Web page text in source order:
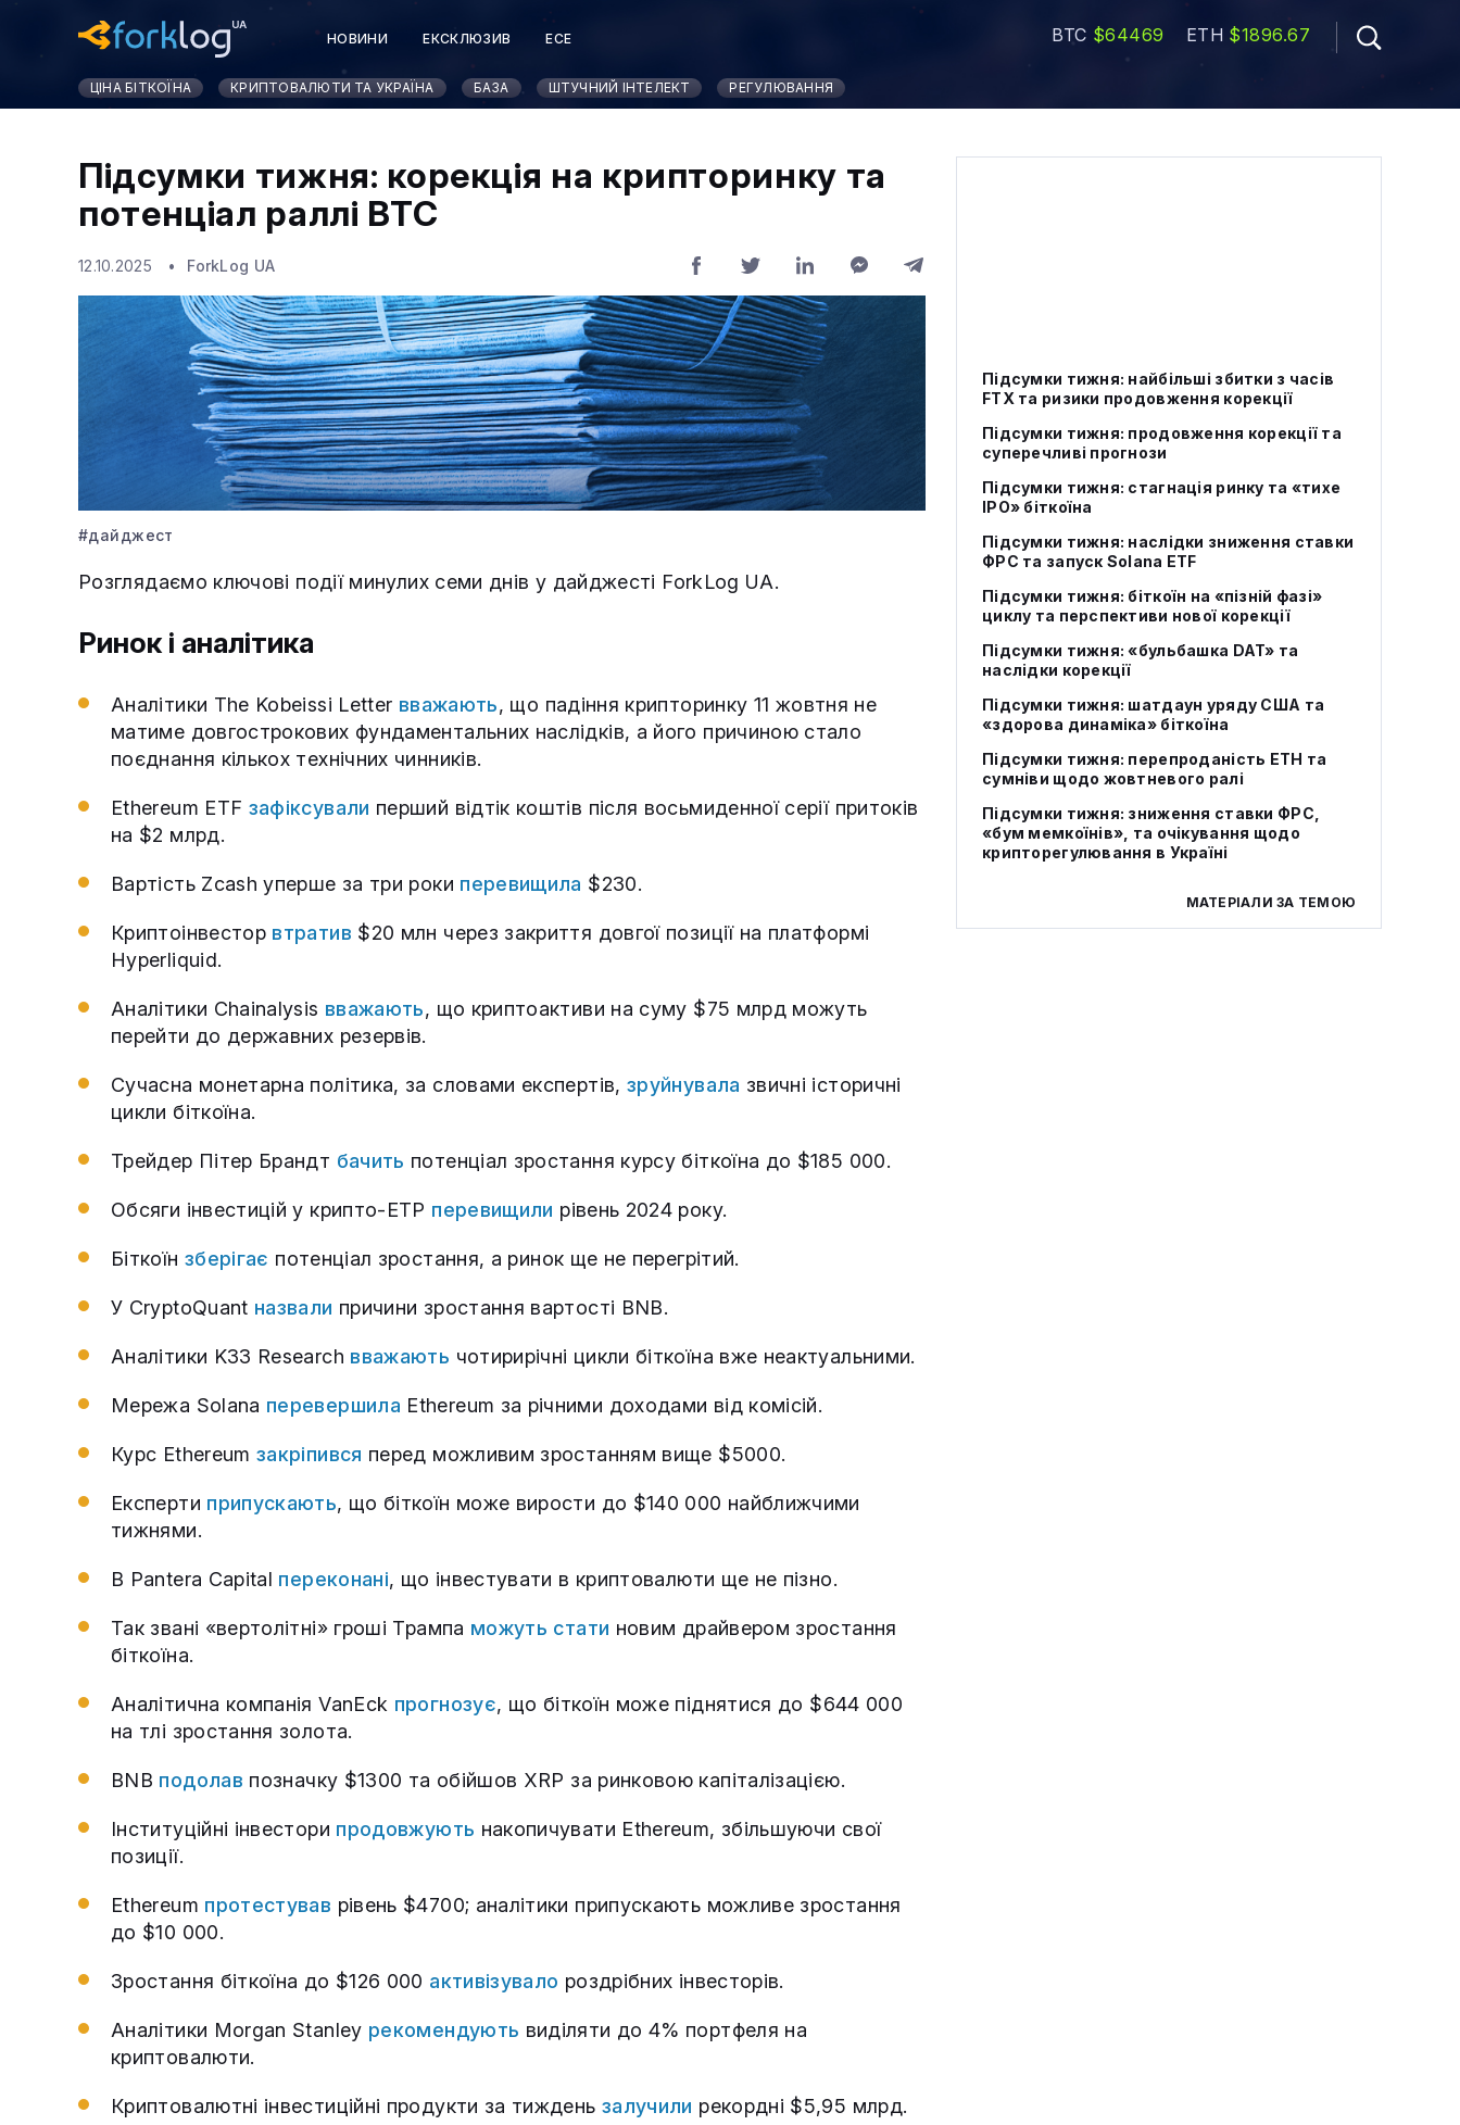
НОВИНИ ЕКСКЛЮЗИВ
ЕСЕ
BTC $64469 ETH $1896.67
ЦІНА БІТКОЇНА КРИПТОВАЛЮТИ ТА УКРАЇНА БАЗА ШТУЧНИЙ ІНТЕЛЕКТ РЕГУЛЮВАННЯ
Підсумки тижня: найбільші збитки з часів
FTX та ризики продовження корекції
Підсумки тижня: продовження корекції та
суперечливі прогнози
Підсумки тижня: стагнація ринку та «тихе
IPO» біткоїна
Підсумки тижня: наслідки зниження ставки
ФРС та запуск Solana ETF
Підсумки тижня: біткоїн на «пізній фазі»
циклу та перспективи нової корекції
Підсумки тижня: «бульбашка DAT» та
наслідки корекції
Підсумки тижня: шатдаун уряду США та
«здорова динаміка» біткоїна
Підсумки тижня: перепроданість ETH та
сумніви щодо жовтневого ралі
Підсумки тижня: зниження ставки ФРС,
«бум мемкоїнів», та очікування щодо
крипторегулювання в Україні
МАТЕРІАЛИ ЗА ТЕМОЮ
Підсумки тижня: корекція на крипторинку та
потенціал раллі BTC
12.10.2025 ForkLog UA
#дайджест
Розглядаємо ключові події минулих семи днів у дайджесті ForkLog UA.
Ринок і аналітика
Аналітики The Kobeissi Letter вважають, що падіння крипторинку 11 жовтня не
матиме довгострокових фундаментальних наслідків, а його причиною стало
поєднання кількох технічних чинників.
Ethereum ETF зафіксували перший відтік коштів після восьмиденної серії притоків
на $2 млрд.
Вартість Zcash уперше за три роки перевищила $230.
Криптоінвестор втратив $20 млн через закриття довгої позиції на платформі
Hyperliquid.
Аналітики Chainalysis вважають, що криптоактиви на суму $75 млрд можуть
перейти до державних резервів.
Сучасна монетарна політика, за словами експертів, зруйнувала звичні історичні
цикли біткоїна.
Трейдер Пітер Брандт бачить потенціал зростання курсу біткоїна до $185 000.
Обсяги інвестицій у крипто‑ETP перевищили рівень 2024 року.
Біткоїн зберігає потенціал зростання, а ринок ще не перегрітий.
У CryptoQuant назвали причини зростання вартості BNB.
Аналітики K33 Research вважають чотирирічні цикли біткоїна вже неактуальними.
Мережа Solana перевершила Ethereum за річними доходами від комісій.
Курс Ethereumзакріпився перед можливим зростанням вище $5000.
Експерти припускають, що біткоїн може вирости до $140 000 найближчими
тижнями.
В Pantera Capital переконані, що інвестувати в криптовалюти ще не пізно.
Так звані «вертолітні» гроші Трампа можуть стати новим драйвером зростання
біткоїна.
Аналітична компанія VanEck прогнозує, що біткоїн може піднятися до $644 000
на тлі зростання золота.
BNB подолав позначку $1300 та обійшов XRP за ринковою капіталізацією.
Інституційні інвестори продовжують накопичувати Ethereum, збільшуючи свої
позиції.
Ethereum протестував рівень $4700; аналітики припускають можливе зростання
до $10 000.
Зростання біткоїна до $126 000 активізувало роздрібних інвесторів.
Аналітики Morgan Stanley рекомендують виділяти до 4% портфеля на
криптовалюти.
Криптовалютні інвестиційні продукти за тиждень залучили рекордні $5,95 млрд.